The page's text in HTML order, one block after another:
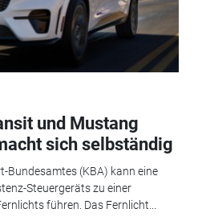
und Mustang
sich selbständig
Bundesamtes (KBA) kann eine
Steuergeräts zu einer
führen. Das Fernlicht...